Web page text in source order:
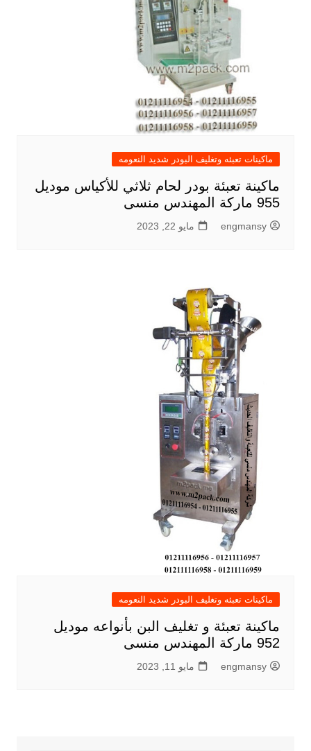
ماكينات تعبئه وتغليف البودر شديد النعومه
ماكينة تعبئة بودر لحام ثلاثي للأكياس موديل
955 ماركة المهندس منسى
engmansy مايو 22, 2023
ماكينات تعبئه وتغليف البودر شديد النعومه
ماكينة تعبئة و تغليف البن بأنواعه موديل
952 ماركة المهندس منسى
engmansy مايو 11, 2023